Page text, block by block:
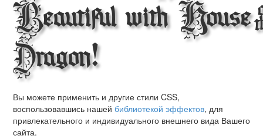
Beautiful with
Dragon!
Вы можете применить и другие стили CSS,
воспользовавшись нашей библиотекой эффектов, для
привлекательного и индивидуального внешнего вида Вашего
сайта.